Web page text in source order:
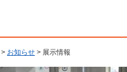
> お知らせ > 展示情報